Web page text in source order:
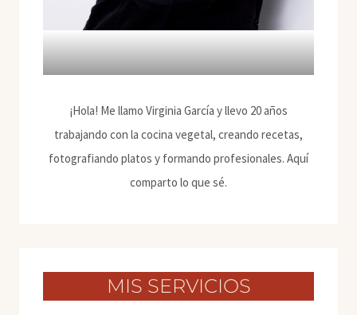
¡Hola! Me llamo Virginia García y llevo 20 años
trabajando con la cocina vegetal, creando recetas,
fotografiando platos y formando profesionales. Aquí
comparto lo que sé.
MIS SERVICIOS